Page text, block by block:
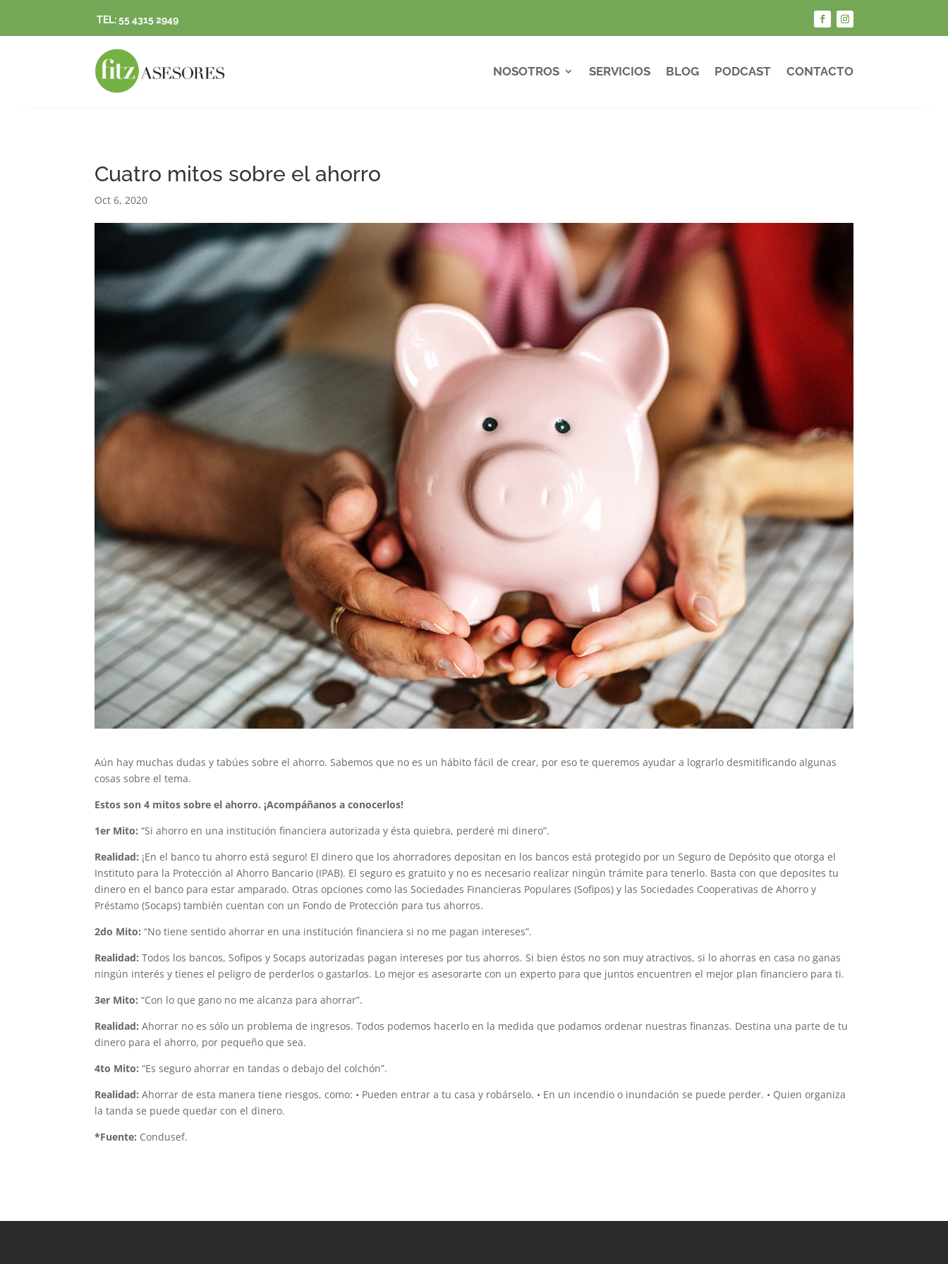
TEL: 55 4315 2949
NOSOTROS SERVICIOS BLOG PODCAST CONTACTO
Cuatro mitos sobre el ahorro
Oct 6, 2020
Aún hay muchas dudas y tabúes sobre el ahorro. Sabemos que no es un hábito fácil de crear, por eso te queremos ayudar a lograrlo desmitificando algunas
cosas sobre el tema.
Estos son 4 mitos sobre el ahorro. ¡Acompáñanos a conocerlos!
1er Mito:“Si ahorro en una institución financiera autorizada y ésta quiebra, perderé mi dinero”.
Realidad: ¡En el banco tu ahorro está seguro! El dinero que los ahorradores depositan en los bancos está protegido por un Seguro de Depósito que otorga el
Instituto para la Protección al Ahorro Bancario (IPAB). El seguro es gratuito y no es necesario realizar ningún trámite para tenerlo. Basta con que deposites tu
dinero en el banco para estar amparado. Otras opciones como las Sociedades Financieras Populares (Sofipos) y las Sociedades Cooperativas de Ahorro y
Préstamo (Socaps) también cuentan con un Fondo de Protección para tus ahorros.
2do Mito: “No tiene sentido ahorrar en una institución financiera si no me pagan intereses”.
Realidad: Todos los bancos, Sofipos y Socaps autorizadas pagan intereses por tus ahorros. Si bien éstos no son muy atractivos, si lo ahorras en casa no ganas
ningún interés y tienes el peligro de perderlos o gastarlos. Lo mejor es asesorarte con un experto para que juntos encuentren el mejor plan financiero para ti.
3er Mito: “Con lo que gano no me alcanza para ahorrar”.
Realidad: Ahorrar no es sólo un problema de ingresos. Todos podemos hacerlo en la medida que podamos ordenar nuestras finanzas. Destina una parte de tu
dinero para el ahorro, por pequeño que sea.
4to Mito: “Es seguro ahorrar en tandas o debajo del colchón”.
Realidad: Ahorrar de esta manera tiene riesgos, como: • Pueden entrar a tu casa y robárselo. • En un incendio o inundación se puede perder. • Quien organiza
la tanda se puede quedar con el dinero.
*Fuente: Condusef.